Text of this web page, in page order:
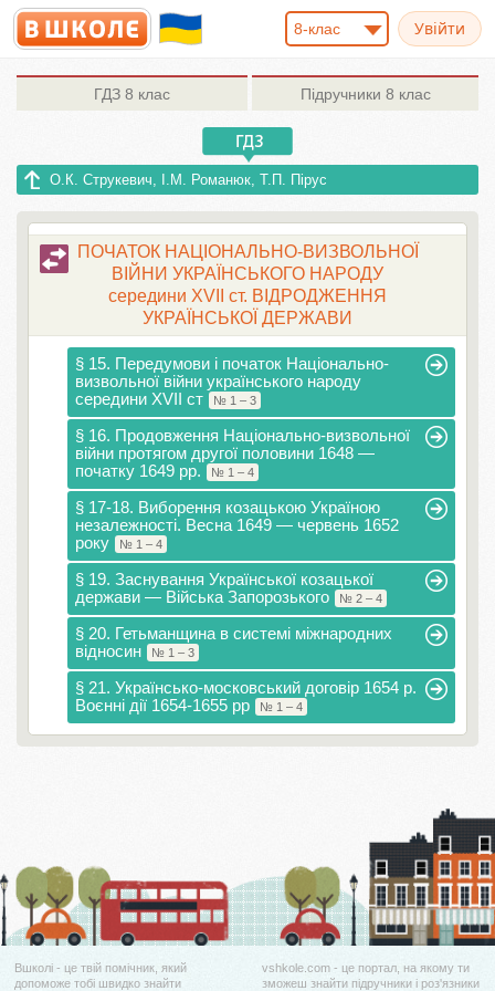
8-клас
ГДЗ 8 клас Підручники 8 клас
О.К. Струкевич, І.М. Романюк, Т.П. Пірус
ПОЧАТОК НАЦІОНАЛЬНО-ВИЗВОЛЬНОЇ
ВІЙНИ УКРАЇНСЬКОГО НАРОДУ
середини XVII ст. ВІДРОДЖЕННЯ
УКРАЇНСЬКОЇ ДЕРЖАВИ
§ 15. Передумови і початок Національно-
визвольної війни українського народу
середини XVII ст
№ 1 – 3
§ 16. Продовження Національно-визвольної
війни протягом другої половини 1648 —
початку 1649 рр.
№ 1 – 4
§ 17-18. Виборення козацькою Україною
незалежності. Весна 1649 — червень 1652
року
№ 1 – 4
§ 19. Заснування Української козацької
держави — Війська Запорозького
№ 2 – 4
§ 20. Гетьманщина в системі міжнародних
відносин
№ 1 – 3
§ 21. Українсько-московський договір 1654 р.
Воєнні дії 1654-1655 рр
№ 1 – 4
Вшколі - це твій помічник, який
допоможе тобі швидко знайти
vshkole.com - це портал, на якому ти
зможеш знайти підручники і роз'язники